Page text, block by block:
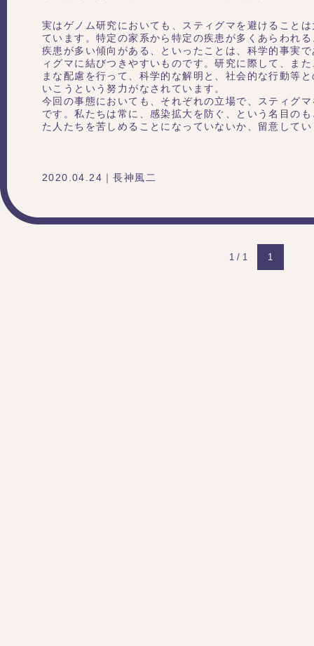
実はゲノム研究においても、スティグマを避けること
ています。特定の家系から特定の疾患が多くあらわれ
疾患が多い傾向がある、といったことは、科学的事実
ィグマに結びつきやすいものです。研究に際して、ま
まな配慮を行って、科学的な解明と、社会的な行動等
いこうという努力がなされています。
今回の事態においても、それぞれの立場で、スティグ
です。私たちは常に、感染拡大を防ぐ、という名目の
た人たちを苦しめることになっていないか、留意して
2020.04.24｜長神風二
1 / 1 1